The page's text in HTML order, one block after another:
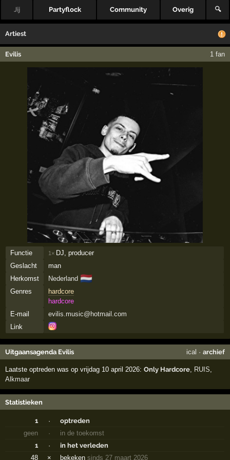
Jij Partyflock Community Overig 🔍
Artiest
Evilis 1 fan
Functie 1× DJ, producer
Geslacht
man
Herkomst
Nederland 🇳🇱
Genres
hardcore
hardcore
E-mail
evilis.music@hotmail.com
Link
Uitgaansagenda Evilis ical · archief
Laatste optreden was op vrijdag 10 april 2026:Only Hardcore RUIS
Alkmaar
Statistieken
1 ·
optreden
geen
·
in de toekomst
1
·
in het verleden
48
× bekekensinds 27 maart 2026